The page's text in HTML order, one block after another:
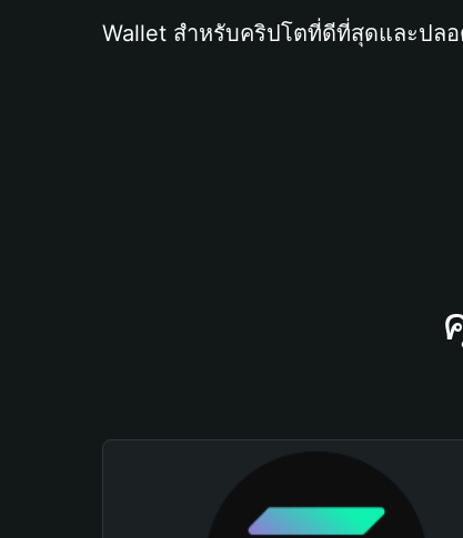
Wallet สำหรับคริปโตที่ดีที่สุดและปล